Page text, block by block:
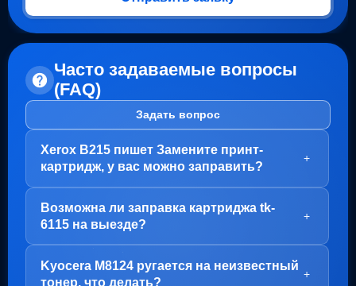
Часто задаваемые вопросы
(FAQ)
Задать вопрос
Xerox B215 пишет Замените принт-
картридж, у вас можно заправить?
+
В вашем случае, заправка картриджа не требуется.
Проблема с блоком барабана (Принт-картридж), у
него просто закончился ресурс.
Варианта два:
Возможна ли заправка картриджа tk-
6115 на выезде?
+
Да, заправка картриджа TK-6115 возможна как в
Kyocera M8124 ругается на неизвестный
тонер, что делать?
+